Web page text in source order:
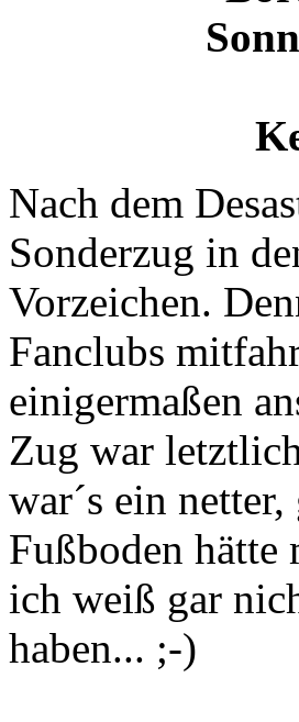
Nach dem
Sonderzug in
Vorzeichen.
Fanclubs
einigermaßen
Zug war
war´s ein
Fußboden hätte
ich weiß gar
haben... ;-)